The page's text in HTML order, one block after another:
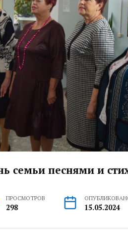
семьи песнями и
ПРОСМОТРОВ
298 15.05.2024